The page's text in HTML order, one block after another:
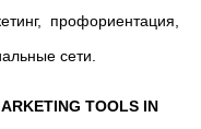
профориентация,
сети.
TOOLS IN